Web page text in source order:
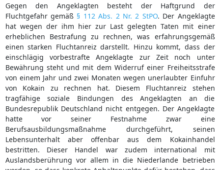
Gegen den Angeklagten besteht der Haftgrund der
Fluchtgefahr gemäß § 112 Abs. 2 Nr. 2 StPO. Der Angeklagte
hat wegen der ihm hier zur Last gelegten Taten mit einer
erheblichen Bestrafung zu rechnen, was erfahrungsgemäß
einen starken Fluchtanreiz darstellt. Hinzu kommt, dass der
einschlägig vorbestrafte Angeklagte zur Zeit noch unter
Bewährung steht und mit dem Widerruf einer Freiheitsstrafe
von einem Jahr und zwei Monaten wegen unerlaubter Einfuhr
von Kokain zu rechnen hat. Diesem Fluchtanreiz stehen
tragfähige soziale Bindungen des Angeklagten an die
Bundesrepublik Deutschland nicht entgegen. Der Angeklagte
hatte vor seiner Festnahme zwar eine
Berufsausbildungsmaßnahme durchgeführt, seinen
Lebensunterhalt aber offenbar aus dem Kokainhandel
bestritten. Dieser Handel war zudem international mit
Auslandsberührung vor allem in die Niederlande betrieben